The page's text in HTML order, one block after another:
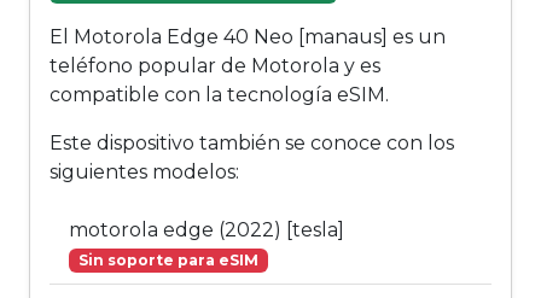
El Motorola Edge 40 Neo [manaus] es un
teléfono popular de Motorola y es
compatible con la tecnología eSIM.
Este dispositivo también se conoce con los
siguientes modelos:
motorola edge (2022) [tesla]
Sin soporte para eSIM